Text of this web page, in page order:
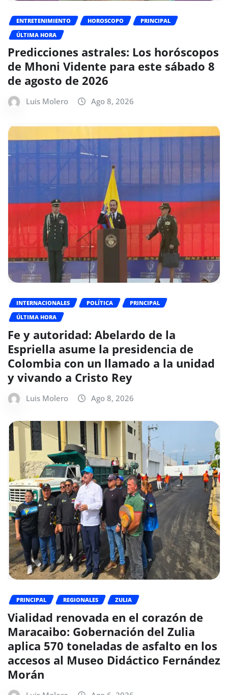
ENTRETENIMIENTO HOROSCOPO
PRINCIPAL
ÚLTIMA HORA
Predicciones astrales: Los horóscopos
de Mhoni Vidente para este sábado 8
de agosto de 2026
Luis Molero Ago 8, 2026
INTERNACIONALES POLÍTICA
PRINCIPAL
ÚLTIMA HORA
Fe y autoridad: Abelardo de la
Espriella asume la presidencia de
Colombia con un llamado a la unidad
y vivando a Cristo Rey
Luis Molero Ago 8, 2026
PRINCIPAL REGIONALES ZULIA
Vialidad renovada en el corazón de
Maracaibo: Gobernación del Zulia
aplica 570 toneladas de asfalto en los
accesos al Museo Didáctico Fernández
Morán